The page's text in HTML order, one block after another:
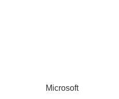
Microsoft